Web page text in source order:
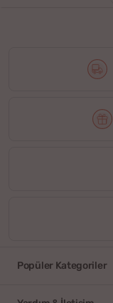
Popüler Kategoriler